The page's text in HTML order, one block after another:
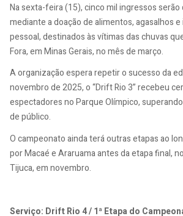
Na sexta-feira (15), cinco mil ingressos
mediante a doação de alimentos, agasalhos
pessoal, destinados às vítimas das chuvas
Fora, em Minas Gerais, no mês de março.
A organização espera repetir o sucesso da
novembro de 2025, o “Drift Rio 3” recebeu
espectadores no Parque Olímpico,
de público.
O campeonato ainda terá outras etapas ao
por Macaé e Araruama antes da etapa final,
Tijuca, em novembro.
Serviço: Drift Rio 4 / 1ª Etapa do